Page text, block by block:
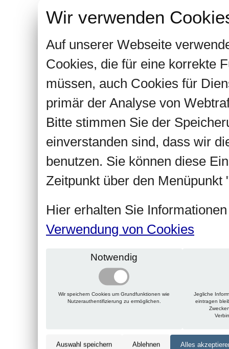
Wir verwenden
Auf unserer Webseite
Cookies, die für eine korrekte
müssen, auch Cookies für
primär der Analyse von
Bitte stimmen Sie der
einverstanden sind, dass wir
benutzen. Sie können diese
Zeitpunkt über den Menüpunkt
Hier erhalten Sie
Verwendung von Cookies
Notwendig
Wir speichern Cookies um Grundfunktionen wie
Nutzerauthentifizierung zu ermöglichen.
Jegliche
eintragen
Auswahl speichern Ablehnen Alles